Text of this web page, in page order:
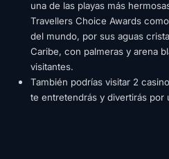
una de las playas más
Travellers Choice Awards
del mundo, por sus aguas
Caribe, con palmeras y arena
visitantes.
También podrías visitar 2
te entretendrás y divertirás por